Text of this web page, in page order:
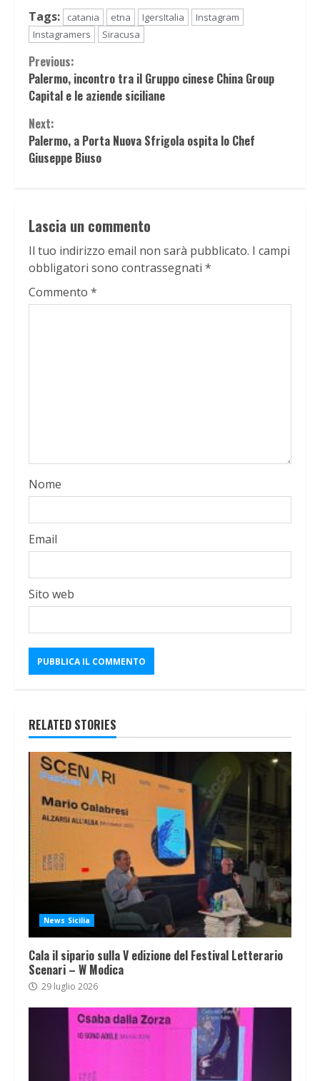
Tags: catania etna IgersItalia
Instagram
Instagramers
Siracusa
Continue
Reading
Previous:
Palermo, incontro tra il Gruppo cinese China Group
Capital e le aziende siciliane
Next:
Palermo, a Porta Nuova Sfrigola ospita lo Chef
Giuseppe Biuso
Lascia un commento
Il tuo indirizzo email non sarà pubblicato. I campi
obbligatori sono contrassegnati *
Commento *
Nome
Email
Sito web
RELATED STORIES
News Sicilia
Cala il sipario sulla V edizione del Festival Letterario
Scenari – W Modica
29 luglio 2026